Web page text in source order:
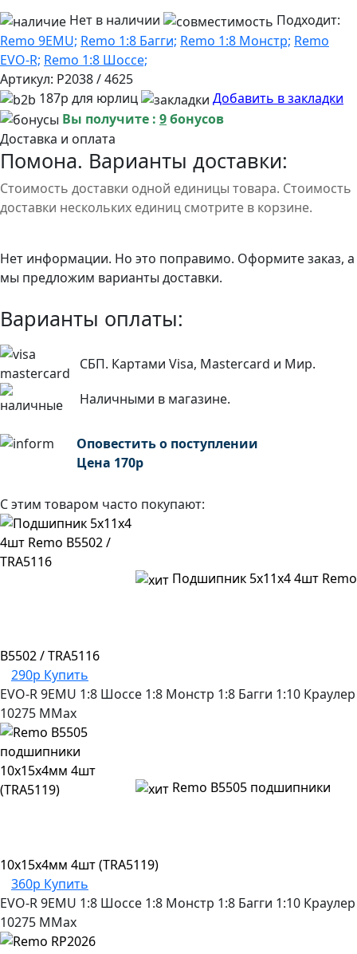
Нет в наличии
Подходит:
Remo 9EMU; Remo 1:8 Багги; Remo 1:8 Монстр; Remo
EVO-R; Remo 1:8 Шоссе;
Артикул: P2038 / 4625
187р для юрлиц
Добавить в закладки
Вы получите : 9бонусов
Доставка и оплата
Помона. Варианты доставки:
Стоимость доставки одной единицы товара. Стоимость
доставки нескольких единиц смотрите в корзине.
Нет информации. Но это поправимо. Оформите заказ, а
мы предложим варианты доставки.
Варианты оплаты:
СБП. Картами Visa, Mastercard и Мир.
Наличными в магазине.
Оповестить о поступлении
Цена 170р
С этим товаром часто покупают:
Подшипник 5х11х4 4шт Remo
B5502 / TRA5116
290р Купить
EVO-R9EMU 1:8 Шоссе 1:8 Монстр 1:8 Багги 1:10 Краулер
10275 MMax
Remo B5505 подшипники
10x15x4мм 4шт (TRA5119)
360р Купить
EVO-R9EMU 1:8 Шоссе 1:8 Монстр 1:8 Багги 1:10 Краулер
10275 MMax